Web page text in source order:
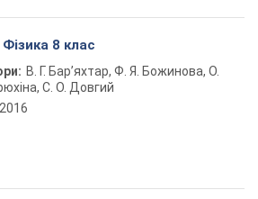
8 клас
В. Г. Бар’яхтар, Ф. Я. Божинова, О.
С. О. Довгий
2016